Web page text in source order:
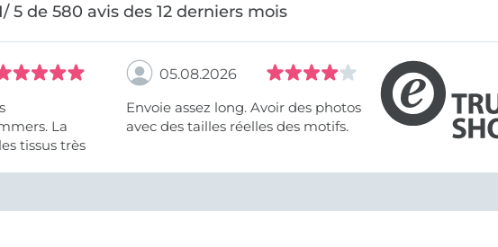
5 de 580 avis des 12 derniers mois
La
tissus très
05.08.2026
Envoie assez long. Avoir des photos
avec des tailles réelles des motifs.